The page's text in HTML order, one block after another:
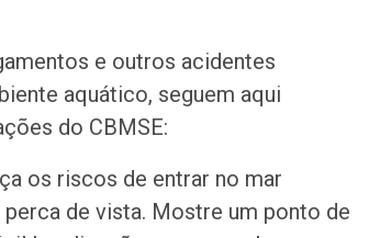
e outros acidentes
aquático, seguem aqui
do CBMSE:
os riscos de entrar no mar
perca de vista. Mostre um ponto de
punição máxima para…